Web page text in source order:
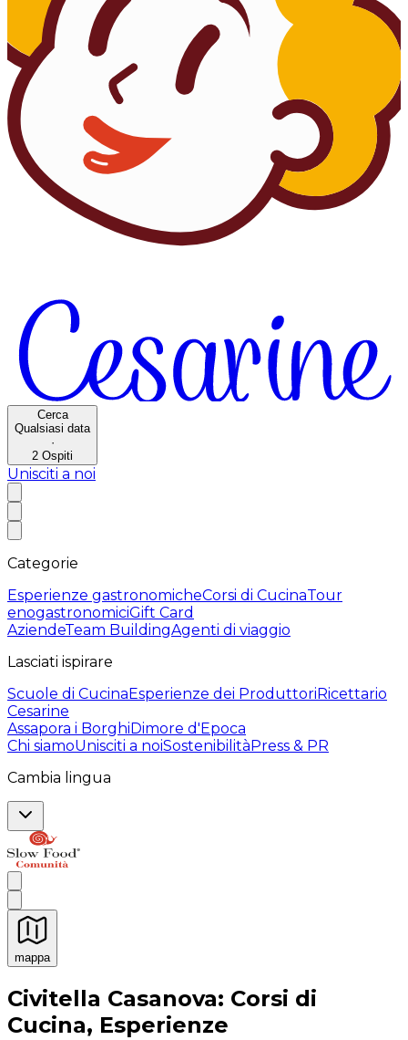
Cerca
Qualsiasi data
·
2 Ospiti
Unisciti a noi
Categorie
Esperienze gastronomicheCorsi di CucinaTour
enogastronomiciGift Card
AziendeTeam BuildingAgenti di viaggio
Lasciati ispirare
Scuole di CucinaEsperienze dei ProduttoriRicettario
Cesarine
Assapora i BorghiDimore d'Epoca
Chi siamoUnisciti a noiSostenibilitàPress & PR
Cambia lingua
mappa
Esperienze culinarie indimenticabili: Esperienze
Civitella Casanova: Corsi di
Cucina, Esperienze